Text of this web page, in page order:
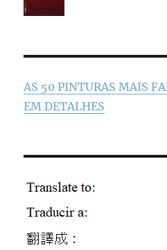
AS 50 PINTURAS MAIS
EM DETALHES